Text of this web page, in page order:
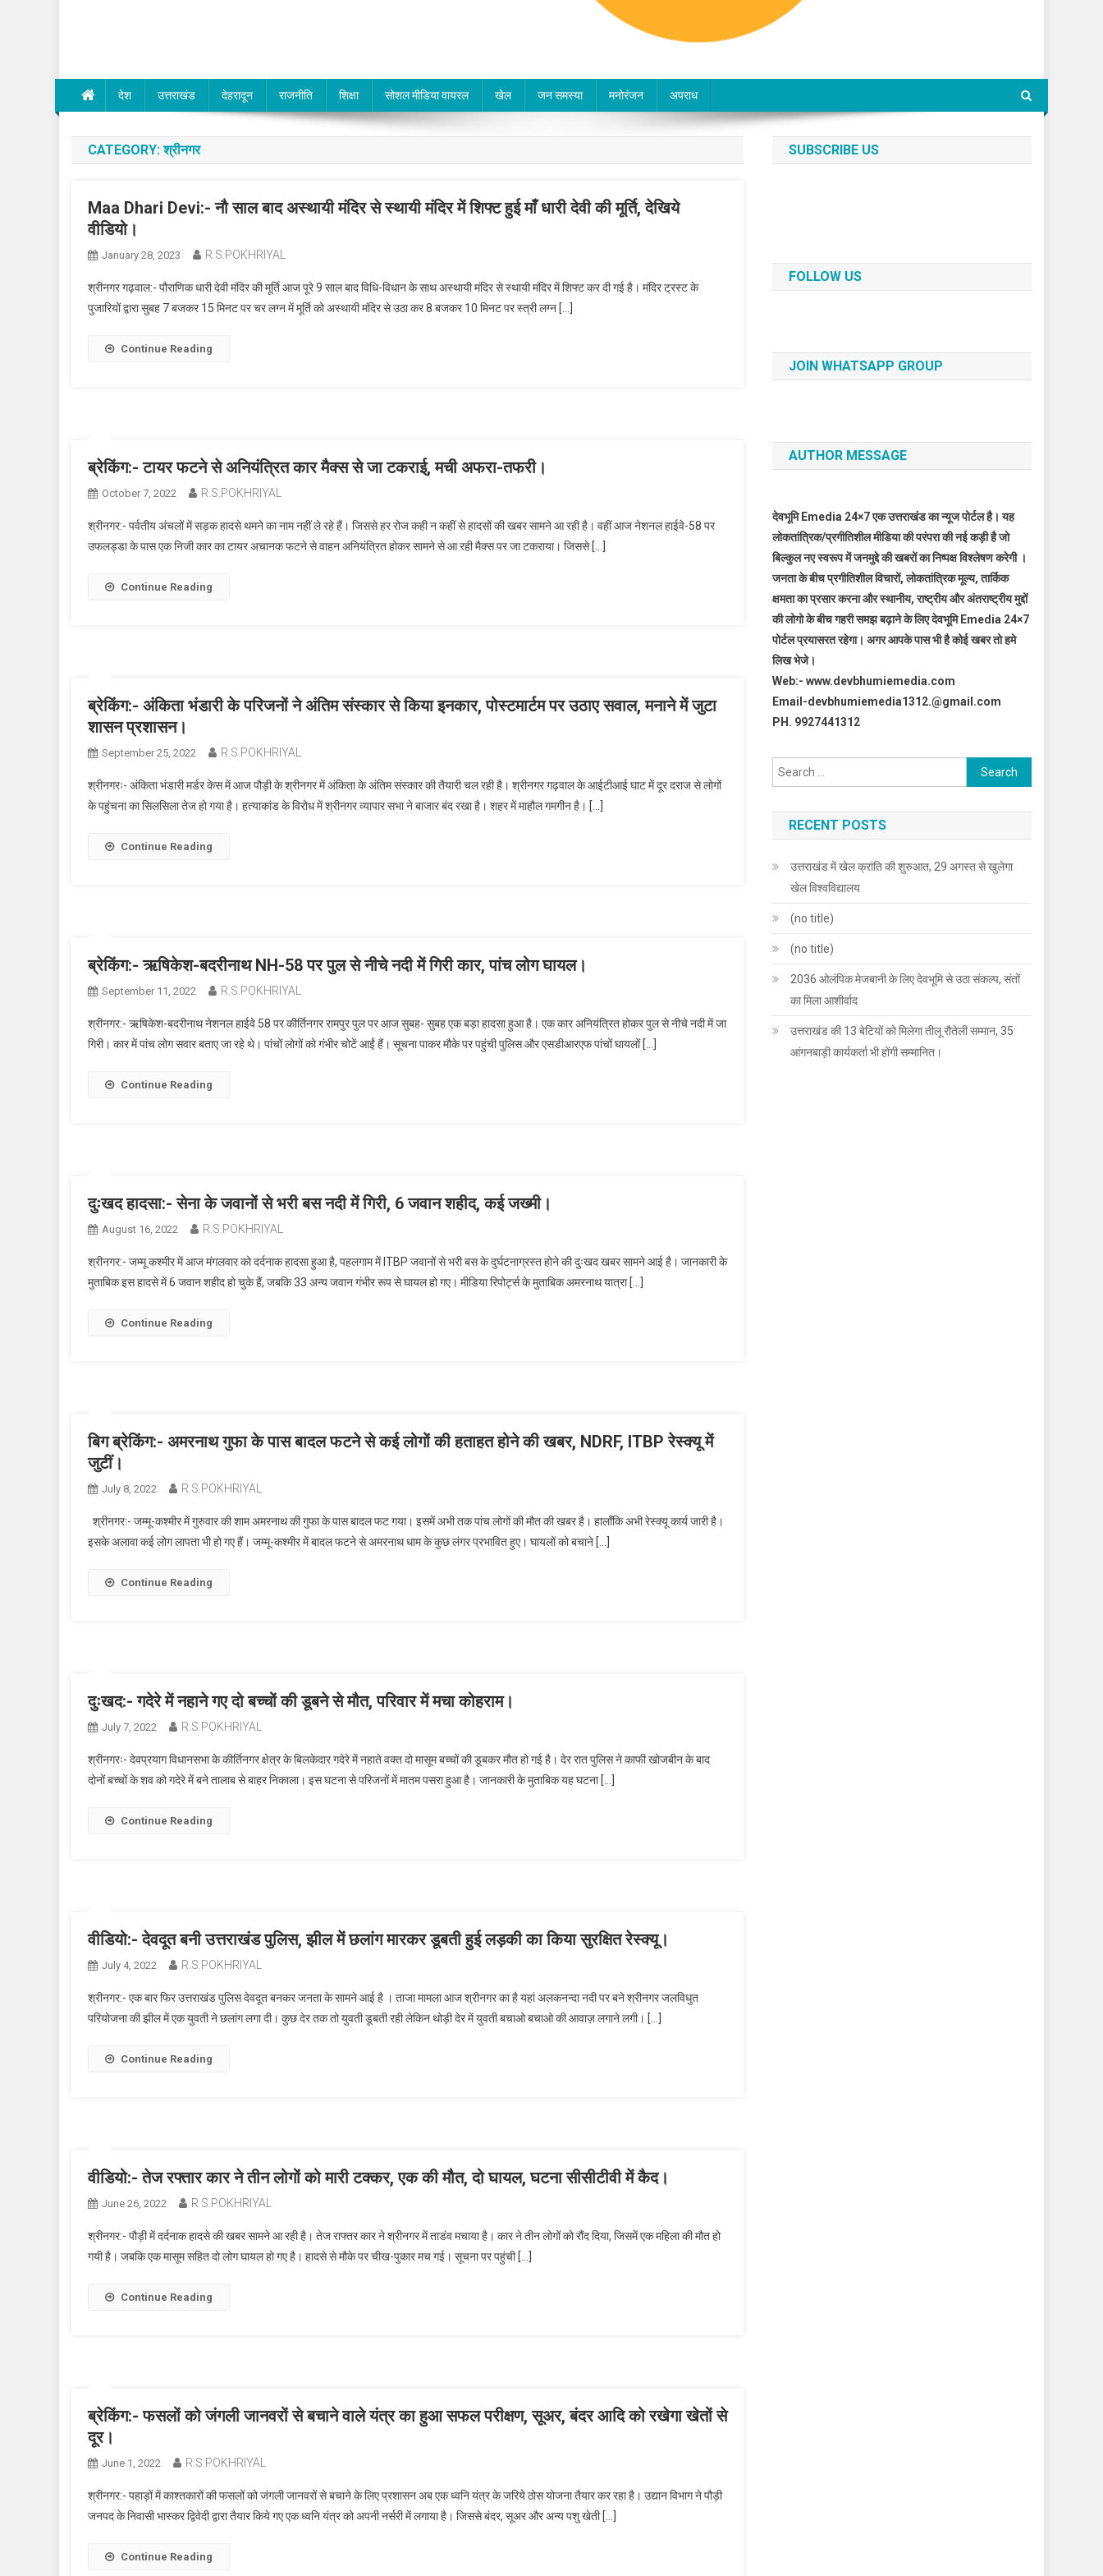
देश उत्तराखंड देहरादून राजनीति शिक्षा सोशल मीडिया वायरल खेल जन समस्या मनोरंजन अपराध
CATEGORY:श्रीनगर
Maa Dhari Devi:- नौ साल बाद अस्थायी मंदिर से स्थायी मंदिर में शिफ्ट हुई माँ धारी देवी की मूर्ति, देखिये
वीडियो।
January 28, 2023 R.S.POKHRIYAL
श्रीनगर गढ़वाल:- पौराणिक धारी देवी मंदिर की मूर्ति आज पूरे 9 साल बाद विधि-विधान के साथ अस्थायी मंदिर से स्थायी मंदिर में शिफ्ट कर दी गई है। मंदिर ट्रस्ट के
पुजारियों द्वारा सुबह 7 बजकर 15 मिनट पर चर लग्न में मूर्ति को अस्थायी मंदिर से उठा कर 8 बजकर 10 मिनट पर स्त्री लग्न […]
Continue Reading
ब्रेकिंग:- टायर फटने से अनियंत्रित कार मैक्स से जा टकराई, मची अफरा-तफरी।
October 7, 2022 R.S.POKHRIYAL
श्रीनगर:- पर्वतीय अंचलों में सड़क हादसे थमने का नाम नहीं ले रहे हैं। जिससे हर रोज कही न कहीं से हादसों की खबर सामने आ रही है। वहीं आज नेशनल हाईवे-58 पर
उफलड्डा के पास एक निजी कार का टायर अचानक फटने से वाहन अनियंत्रित होकर सामने से आ रही मैक्स पर जा टकराया। जिससे […]
Continue Reading
ब्रेकिंग:- अंकिता भंडारी के परिजनों ने अंतिम संस्कार से किया इनकार, पोस्टमार्टम पर उठाए सवाल, मनाने में जुटा
शासन प्रशासन।
September 25, 2022 R.S.POKHRIYAL
श्रीनगरः- अंकिता भंडारी मर्डर केस में आज पौड़ी के श्रीनगर में अंकिता के अंतिम संस्कार की तैयारी चल रही है। श्रीनगर गढ़वाल के आईटीआई घाट में दूर दराज से लोगों
के पहुंचना का सिलसिला तेज हो गया है। हत्याकांड के विरोध में श्रीनगर व्यापार सभा ने बाजार बंद रखा है। शहर में माहौल गमगीन है। […]
Continue Reading
ब्रेकिंग:- ऋषिकेश-बदरीनाथ NH-58 पर पुल से नीचे नदी में गिरी कार, पांच लोग घायल।
September 11, 2022 R.S.POKHRIYAL
श्रीनगर:- ऋषिकेश-बदरीनाथ नेशनल हाईवे 58 पर कीर्तिनगर रामपुर पुल पर आज सुबह- सुबह एक बड़ा हादसा हुआ है। एक कार अनियंत्रित होकर पुल से नीचे नदी में जा
गिरी। कार में पांच लोग सवार बताए जा रहे थे। पांचों लोगों को गंभीर चोटें आईं हैं। सूचना पाकर मौके पर पहुंची पुलिस और एसडीआरएफ पांचों घायलों […]
Continue Reading
दुःखद हादसा:- सेना के जवानों से भरी बस नदी में गिरी, 6 जवान शहीद, कई जख्मी।
August 16, 2022 R.S.POKHRIYAL
श्रीनगर:- जम्मू कश्मीर में आज मंगलवार को दर्दनाक हादसा हुआ है, पहलगाम में ITBP जवानों से भरी बस के दुर्घटनाग्रस्त होने की दुःखद खबर सामने आई है। जानकारी के
मुताबिक इस हादसे में 6 जवान शहीद हो चुके हैं, जबकि 33 अन्य जवान गंभीर रूप से घायल हो गए। मीडिया रिपोर्ट्स के मुताबिक अमरनाथ यात्रा […]
Continue Reading
बिग ब्रेकिंग:- अमरनाथ गुफा के पास बादल फटने से कई लोगों की हताहत होने की खबर, NDRF, ITBP रेस्क्यू में
जुटीं।
July 8, 2022 R.S.POKHRIYAL
श्रीनगर:- जम्मू-कश्मीर में गुरुवार की शाम अमरनाथ की गुफा के पास बादल फट गया। इसमें अभी तक पांच लोगों की मौत की खबर है। हालाँकि अभी रेस्क्यू कार्य जारी है।
इसके अलावा कई लोग लापता भी हो गए हैं। जम्मू-कश्मीर में बादल फटने से अमरनाथ धाम के कुछ लंगर प्रभावित हुए। घायलों को बचाने […]
Continue Reading
दुःखद:- गदेरे में नहाने गए दो बच्चों की डूबने से मौत, परिवार में मचा कोहराम।
July 7, 2022 R.S.POKHRIYAL
श्रीनगरः- देवप्रयाग विधानसभा के कीर्तिनगर क्षेत्र के बिलकेदार गदेरे में नहाते वक्त दो मासूम बच्चों की डूबकर मौत हो गई है। देर रात पुलिस ने काफी खोजबीन के बाद
दोनों बच्चों के शव को गदेरे में बने तालाब से बाहर निकाला। इस घटना से परिजनों में मातम पसरा हुआ है। जानकारी के मुताबिक यह घटना […]
Continue Reading
वीडियो:- देवदूत बनी उत्तराखंड पुलिस, झील में छलांग मारकर डूबती हुई लड़की का किया सुरक्षित रेस्क्यू।
July 4, 2022 R.S.POKHRIYAL
श्रीनगर:- एक बार फिर उत्तराखंड पुलिस देवदूत बनकर जनता के सामने आई है । ताजा मामला आज श्रीनगर का है यहां अलकनन्दा नदी पर बने श्रीनगर जलविधुत
परियोजना की झील में एक युवती ने छलांग लगा दी। कुछ देर तक तो युवती डूबती रही लेकिन थोड़ी देर में युवती बचाओ बचाओ की आवाज़ लगाने लगी। […]
Continue Reading
वीडियो:- तेज रफ्तार कार ने तीन लोगों को मारी टक्कर, एक की मौत, दो घायल, घटना सीसीटीवी में कैद।
June 26, 2022 R.S.POKHRIYAL
श्रीनगर:- पौड़ी में दर्दनाक हादसे की खबर सामने आ रही है। तेज राफ्तर कार ने श्रीनगर में ताडंव मचाया है। कार ने तीन लोगों को रौंद दिया, जिसमें एक महिला की मौत हो
गयी है। जबकि एक मासूम सहित दो लोग घायल हो गए है। हादसे से मौके पर चीख-पुकार मच गई। सूचना पर पहुंची […]
Continue Reading
ब्रेकिंग:- फसलों को जंगली जानवरों से बचाने वाले यंत्र का हुआ सफल परीक्षण, सूअर, बंदर आदि को रखेगा खेतों से
दूर।
June 1, 2022 R.S.POKHRIYAL
श्रीनगर:- पहाड़ों में काश्तकारों की फसलों को जंगली जानवरों से बचाने के लिए प्रशासन अब एक ध्वनि यंत्र के जरिये ठोस योजना तैयार कर रहा है। उद्यान विभाग ने पौड़ी
जनपद के निवासी भास्कर द्विवेदी द्वारा तैयार किये गए एक ध्वनि यंत्र को अपनी नर्सरी में लगाया है। जिससे बंदर, सूअर और अन्य पशु खेती […]
Continue Reading
SUBSCRIBE US
FOLLOW US
JOIN WHATSAPP GROUP
AUTHOR MESSAGE
देवभूमि Emedia 24×7 एक उत्तराखंड का न्यूज पोर्टल है। यह
लोकतांत्रिक/प्रगीतिशील मीडिया की परंपरा की नई कड़ी है जो
बिल्कुल नए स्वरूप में जनमुद्दे की खबरों का निष्पक्ष विश्लेषण करेगी ।
जनता के बीच प्रगीतिशील विचारों, लोकतांत्रिक मूल्य, तार्किक
क्षमता का प्रसार करना और स्थानीय, राष्ट्रीय और अंतराष्ट्रीय मुद्दों
की लोगो के बीच गहरी समझ बढ़ाने के लिए देवभूमि Emedia 24×7
पोर्टल प्रयासरत रहेगा। अगर आपके पास भी है कोई खबर तो हमे
लिख भेजे।
Web:- www.devbhumiemedia.com
Email-devbhumiemedia1312.@gmail.com
PH. 9927441312
Search
for:
RECENT POSTS
उत्तराखंड में खेल क्रांति की शुरुआत, 29 अगस्त से खुलेगा
खेल विश्वविद्यालय
(no title)
(no title)
2036 ओलंपिक मेजबानी के लिए देवभूमि से उठा संकल्प, संतों
का मिला आशीर्वाद
उत्तराखंड की 13 बेटियों को मिलेगा तीलू रौतेली सम्मान, 35
आंगनबाड़ी कार्यकर्ता भी होंगी सम्मानित।